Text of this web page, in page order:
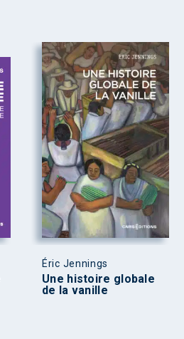
Éric Jennings
Une histoire globale
de la vanille